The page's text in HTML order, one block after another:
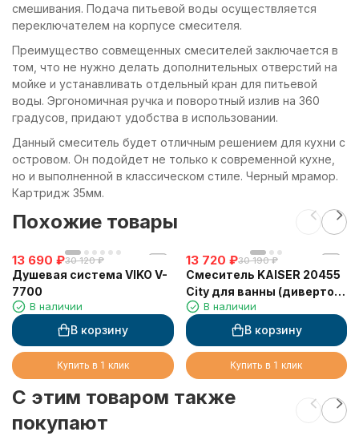
смешивания. Подача питьевой воды осуществляется
переключателем на корпусе смесителя.
Преимущество совмещенных смесителей заключается в
том, что не нужно делать дополнительных отверстий на
мойке и устанавливать отдельный кран для питьевой
воды. Эргономичная ручка и поворотный излив на 360
градусов, придают удобства в использовании.
Данный смеситель будет отличным решением для кухни с
островом. Он подойдет не только к современной кухне,
но и выполненной в классическом стиле. Черный мрамор.
Картридж 35мм.
Похожие товары
13 690 ₽30 120 ₽
Душевая система VIKO V-
7700
В наличии
В корзину
Купить в 1 клик
13 720 ₽30 190 ₽
Смеситель KAISER 20455
City для ванны (дивертор
317)В наличии
В корзину
Купить в 1 клик
C этим товаром также
покупают